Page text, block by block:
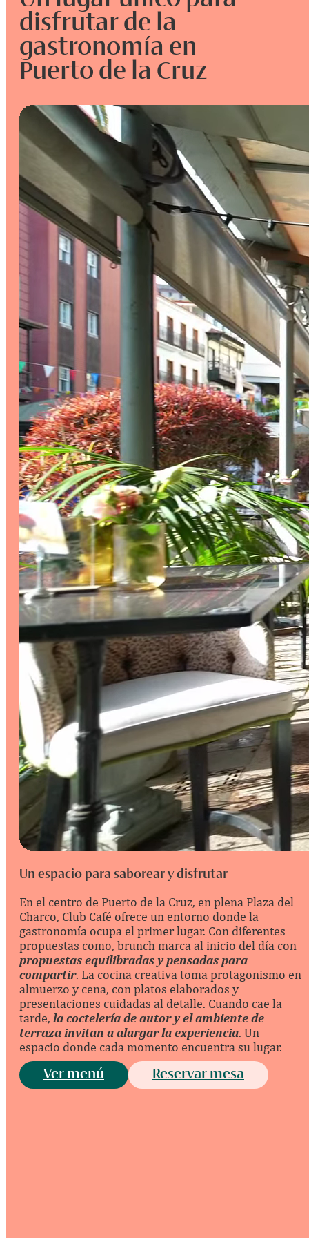
disfrutar de la
gastronomía en
Puerto de la Cruz
Un espacio para saborear y disfrutar
En el centro de Puerto de la Cruz, en plena Plaza del
Charco, Club Café ofrece un entorno donde la
gastronomía ocupa el primer lugar. Con diferentes
propuestas como, brunch marca al inicio del día con
propuestas equilibradas y pensadas para
compartir. La cocina creativa toma protagonismo en
almuerzo y cena, con platos elaborados y
presentaciones cuidadas al detalle. Cuando cae la
tarde, la coctelería de autor y el ambiente de
terraza invitan a alargar la experiencia. Un
espacio donde cada momento encuentra su lugar.
Ver menú Reservar mesa